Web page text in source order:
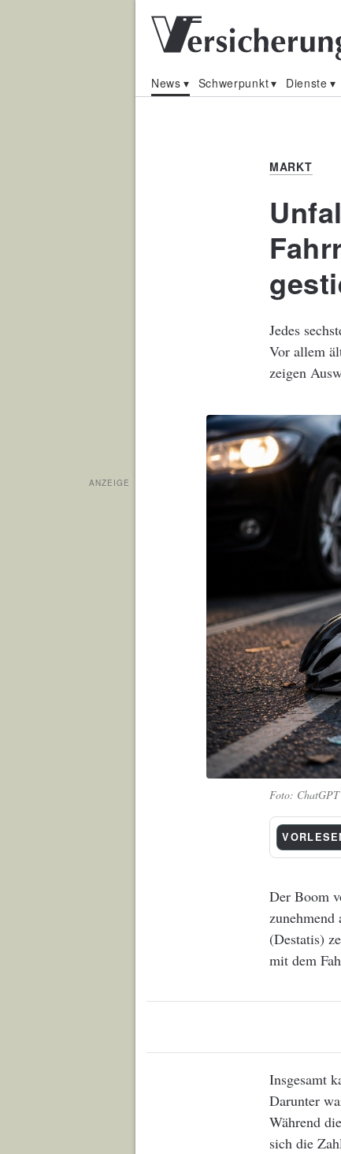
News Schwerpunkt Dienste
MARKT
Jedes
Vor allem
zeigen
ChatGPT
Der Boom
(Destatis)
mit dem
Insgesamt
Darunter
Während
sich die
ANZEIGE